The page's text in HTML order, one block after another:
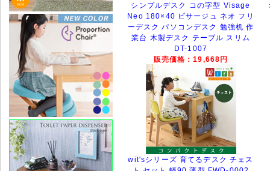
シンプルデスク コの字型 Visage
Neo 180×40 ビサージュ ネオ フリ
ーデスク パソコンデスク 勉強机 作
業台 木製デスク テーブル スリム
DT-1007
販売価格：19,668円
wit'sシリーズ 育てるデスク チェス